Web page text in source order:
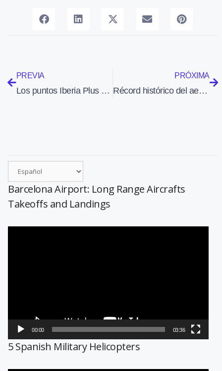
PREVIA
Los puntos Iberia Plus ya se pueden regalar, comprar o transferir
PRÓXIMA
Récord histórico del aeropuerto de Barcelona: 3,6 millones de pasajeros en julio
Barcelona Airport: Long Range Aircrafts
Takeoffs and Landings
00:00 03:36
5 Spanish Military Helicopters